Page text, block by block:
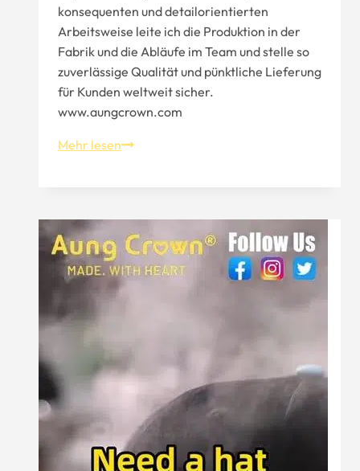
konsequenten und detailorientierten
Arbeitsweise leite ich die Produktion in der
Fabrik und die Abläufe im Team und stelle so
zuverlässige Qualität und pünktliche Lieferung
für Kunden weltweit sicher.
www.aungcrown.com
Mehr lesenWie
herstellt
Aung
Crown？